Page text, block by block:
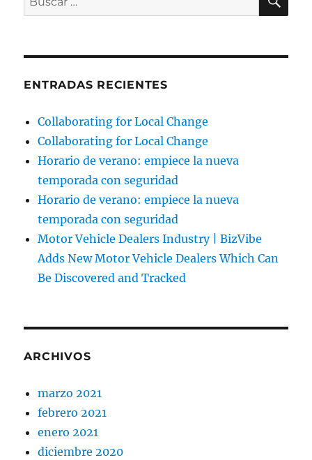
por:
ENTRADAS RECIENTES
Collaborating for Local Change
Collaborating for Local Change
Horario de verano: empiece la nueva
temporada con seguridad
Horario de verano: empiece la nueva
temporada con seguridad
Motor Vehicle Dealers Industry | BizVibe
Adds New Motor Vehicle Dealers Which Can
Be Discovered and Tracked
ARCHIVOS
marzo 2021
febrero 2021
enero 2021
diciembre 2020